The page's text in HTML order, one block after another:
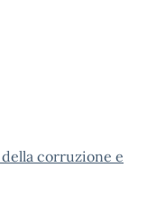
corruzione e